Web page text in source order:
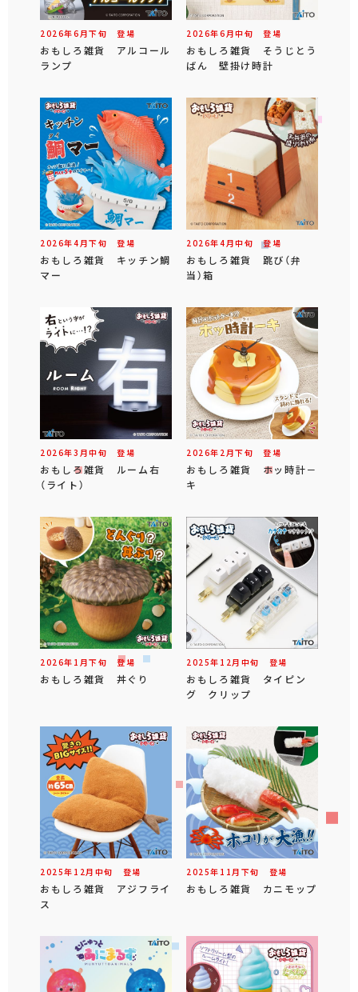
2026年6 月下旬 登場
おもしろ雑貨 アルコール
ランプ
2026年6 月中旬 登場
おもしろ雑貨 そうじとう
ばん 壁掛け時計
2026年4 月下旬 登場
おもしろ雑貨 キッチン鯛
マー
2026年4 月中旬 登場
おもしろ雑貨 跳び（弁
当）箱
2026年3 月中旬 登場
おもしろ雑貨 ルーム右
（ライト）
2026年 2 月下旬 登場
おもしろ雑貨 ホッ時計－
キ
2026年 1 月下旬 登場
おもしろ雑貨 丼ぐり
2025年 12 月 中旬 登場
おもしろ雑貨 タイピン
グ クリップ
2025年 12 月 中旬 登場
おもしろ雑貨 アジフライ
ス
2025年 11 月 下旬 登場
おもしろ雑貨 カニモップ